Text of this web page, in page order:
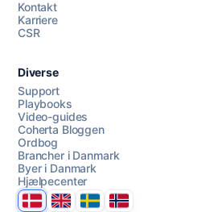
AI Campaign Assist
Kontakt
Karriere
CSR
Diverse
Support
Playbooks
Video-guides
Coherta Bloggen
Ordbog
Brancher i Danmark
Byer i Danmark
Hjælpecenter
DanmarkUnited Kingdom
SverigeNorge